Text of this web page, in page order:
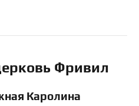
Фривил
Каролина